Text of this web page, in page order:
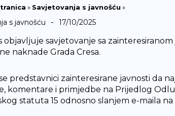
» Savjetovanja s javnošću »
s javnošću - 17/10/2025
objavljuje savjetovanje sa
naknade Grada Cresa.
predstavnici zainteresirane javnosti da
komentare i primjedbe na Prijedlog
statuta 15 odnosno slanjem e-maila